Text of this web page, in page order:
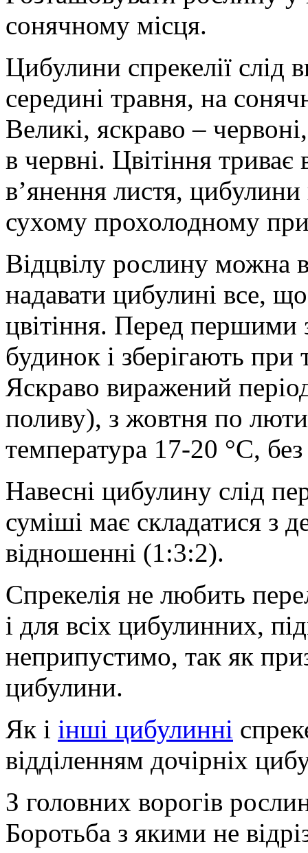
сонячному місця.
Цибулини спрекелії слід
середині травня, на
Великі, яскраво –
в червні. Цвітіння
в’янення листя,
сухому прохолодному
Відцвілу рослину можна
надавати цибулині все,
цвітіння. Перед першими
будинок і зберігають при
Яскраво виражений
поливу), з жовтня по
температура 17-20 °С,
Навесні цибулину слід
суміші має складатися з
відношенні (1:3:2).
Спрекелія не любить
і для всіх цибулинних,
неприпустимо, так як
цибулини.
Як і інші цибулинні
відділенням дочірніх
З головних ворогів
Боротьба з якими не